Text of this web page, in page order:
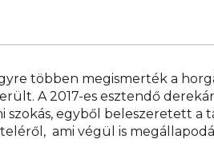
többen megismerték a
A 2017-es esztendő
szokás, egyből beleszeretett a
ami végül is